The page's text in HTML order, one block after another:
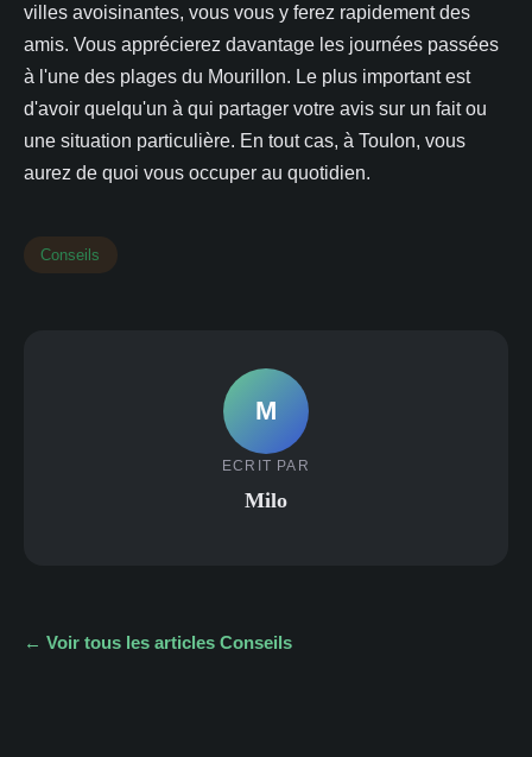
villes avoisinantes, vous vous y ferez rapidement des
amis. Vous apprécierez davantage les journées passées
à l'une des plages du Mourillon. Le plus important est
d'avoir quelqu'un à qui partager votre avis sur un fait ou
une situation particulière. En tout cas, à Toulon, vous
aurez de quoi vous occuper au quotidien.
Conseils
M
ECRIT PAR
Milo
← Voir tous les articles Conseils